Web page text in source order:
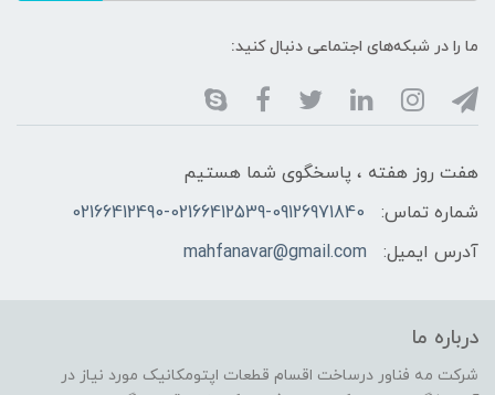
ما را در شبکه‌های اجتماعی دنبال کنید:
هفت روز هفته ، پاسخگوی شما هستیم
شماره تماس:
02166412490-02166412539-09126971840
آدرس ایمیل:
mahfanavar@gmail.com
درباره ما
شرکت مه فناور درساخت اقسام قطعات اپتومکانیک مورد نیاز در